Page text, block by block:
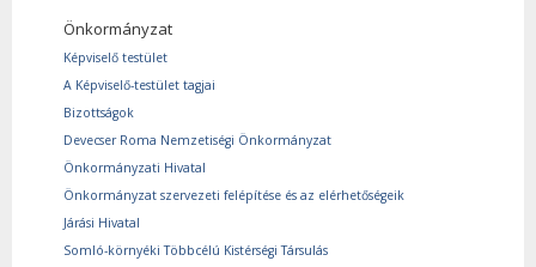
Önkormányzat
Képviselő testület
A Képviselő-testület tagjai
Bizottságok
Devecser Roma Nemzetiségi Önkormányzat
Önkormányzati Hivatal
Önkormányzat szervezeti felépítése és az elérhetőségeik
Járási Hivatal
Somló-környéki Többcélú Kistérségi Társulás